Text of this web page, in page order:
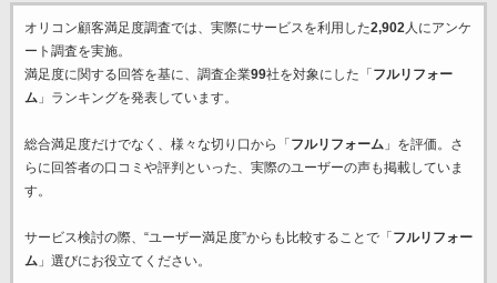
オリコン顧客満足度調査では、実際にサービスを利用した2,902人にアンケ
ート調査を実施。
満足度に関する回答を基に、調査企業99社を対象にした「 フルリフォー
ム」ランキングを発表しています。
総合満足度だけでなく、様々な切り口から「 フルリフォーム」を評価。さ
らに回答者の口コミや評判といった、実際のユーザーの声も掲載していま
す。
サービス検討の際、“ユーザー満足度”からも比較することで「 フルリフォー
ム」選びにお役立てください。